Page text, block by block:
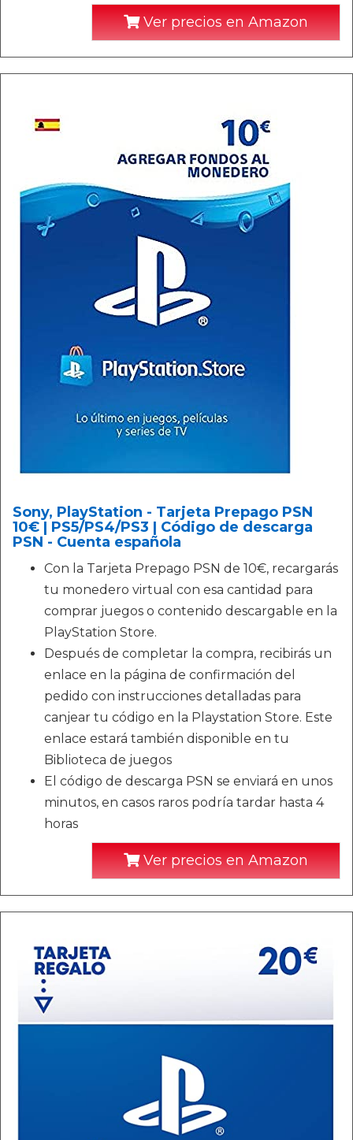
Ver precios en Amazon
Sony, PlayStation - Tarjeta Prepago PSN
10€ | PS5/PS4/PS3 | Código de descarga
PSN - Cuenta española
Con la Tarjeta Prepago PSN de 10€, recargarás
tu monedero virtual con esa cantidad para
comprar juegos o contenido descargable en la
PlayStation Store.
Después de completar la compra, recibirás un
enlace en la página de confirmación del
pedido con instrucciones detalladas para
canjear tu código en la Playstation Store. Este
enlace estará también disponible en tu
Biblioteca de juegos
El código de descarga PSN se enviará en unos
minutos, en casos raros podría tardar hasta 4
horas
Ver precios en Amazon